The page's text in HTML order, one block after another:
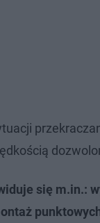
się m.in.: